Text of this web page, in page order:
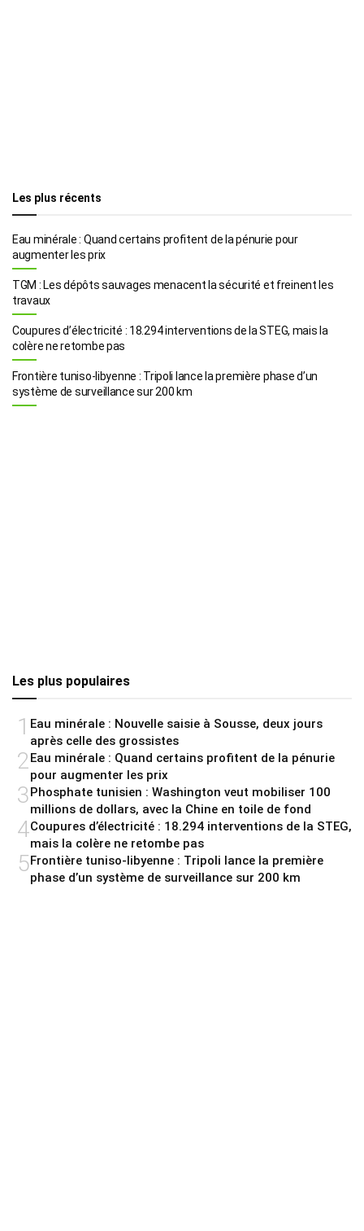
Les plus récents
Eau minérale : Quand certains profitent de la pénurie pour
augmenter les prix
TGM : Les dépôts sauvages menacent la sécurité et freinent les
travaux
Coupures d’électricité : 18.294 interventions de la STEG, mais la
colère ne retombe pas
Frontière tuniso-libyenne : Tripoli lance la première phase d’un
système de surveillance sur 200 km
Les plus populaires
1 Eau minérale : Nouvelle saisie à Sousse, deux jours
après celle des grossistes
2Eau minérale : Quand certains profitent de la pénurie
pour augmenter les prix
3Phosphate tunisien : Washington veut mobiliser 100
millions de dollars, avec la Chine en toile de fond
4Coupures d’électricité : 18.294 interventions de la STEG,
mais la colère ne retombe pas
5Frontière tuniso-libyenne : Tripoli lance la première
phase d’un système de surveillance sur 200 km